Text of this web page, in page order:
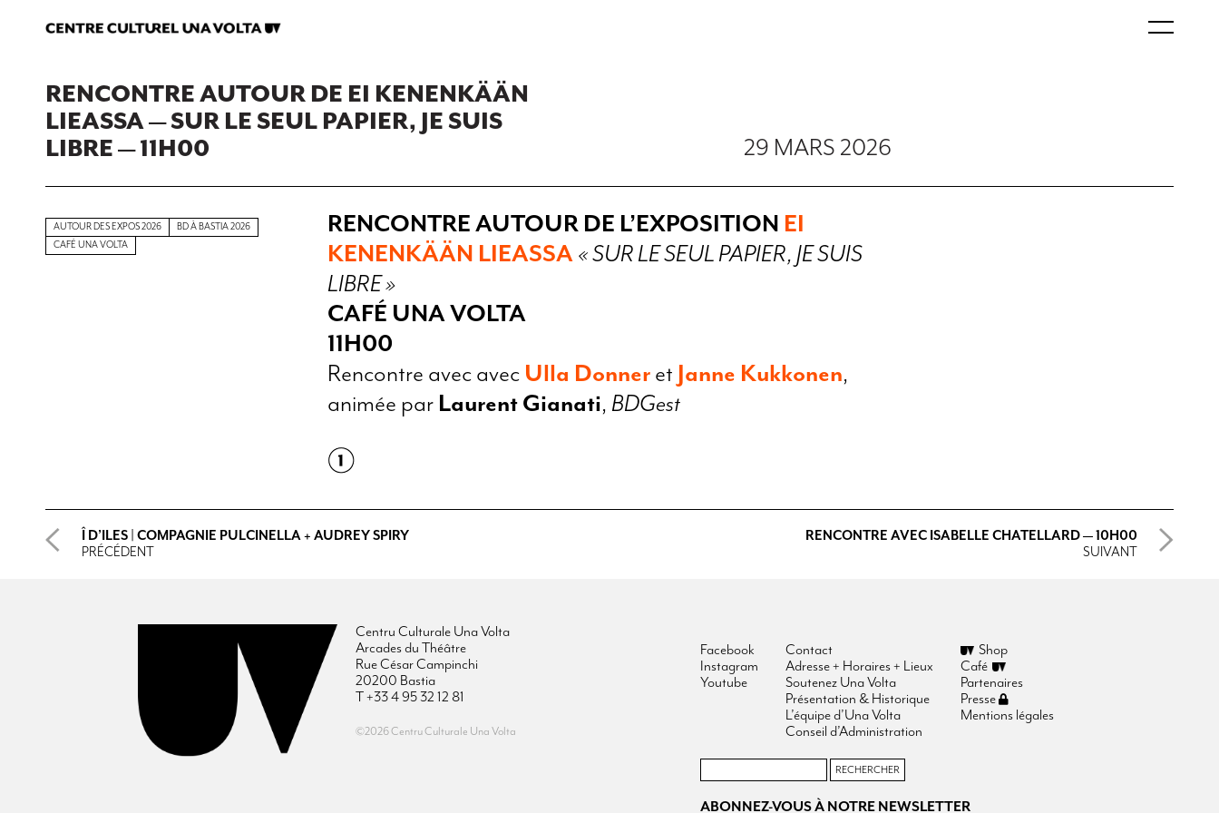
RENCONTRE AUTOUR DE EI KENENKÄÄN
LIEASSA — SUR LE SEUL PAPIER, JE SUIS
LIBRE — 11H00
29 MARS 2026
AUTOUR DES EXPOS 2026
BD À BASTIA 2026
CAFÉ UNA VOLTA
RENCONTRE AUTOUR DE L’EXPOSITION EI
KENENKÄÄN LIEASSA« SUR LE SEUL PAPIER, JE SUIS
LIBRE »
CAFÉ UNA VOLTA
11H00
Rencontre avec avec Ulla Donneret Janne Kukkonen,
animée par Laurent Gianati, BDGest
Î D’ILES | COMPAGNIE PULCINELLA + AUDREY SPIRY
PRÉCÉDENT
RENCONTRE AVEC ISABELLE CHATELLARD — 10H00
SUIVANT
Centru Culturale Una Volta
Arcades du Théâtre
Rue César Campinchi
20200 Bastia
T +33 4 95 32 12 81
©2026 Centru Culturale Una Volta
Facebook
Instagram
Youtube
Contact
Adresse + Horaires + Lieux
Soutenez Una Volta
Présentation & Historique
L’équipe d’Una Volta
Conseil d’Administration
Shop
Café
Partenaires
Presse
Mentions légales
ABONNEZ-VOUS À NOTRE NEWSLETTER